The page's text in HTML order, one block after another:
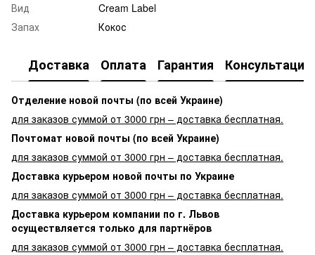
Вид
Cream Label
Запах
Кокос
Доставка Оплата Гарантия Консультация
Отделение новой почты (по всей Украине)
для заказов суммой от 3000 грн – доставка бесплатная.
Почтомат новой почты (по всей Украине)
для заказов суммой от 3000 грн – доставка бесплатная.
Доставка курьером новой почты по Украине
для заказов суммой от 3000 грн – доставка бесплатная.
Доставка курьером компании по г. Львов
осуществляется только для партнёров
для заказов суммой от 3000 грн – доставка бесплатная.